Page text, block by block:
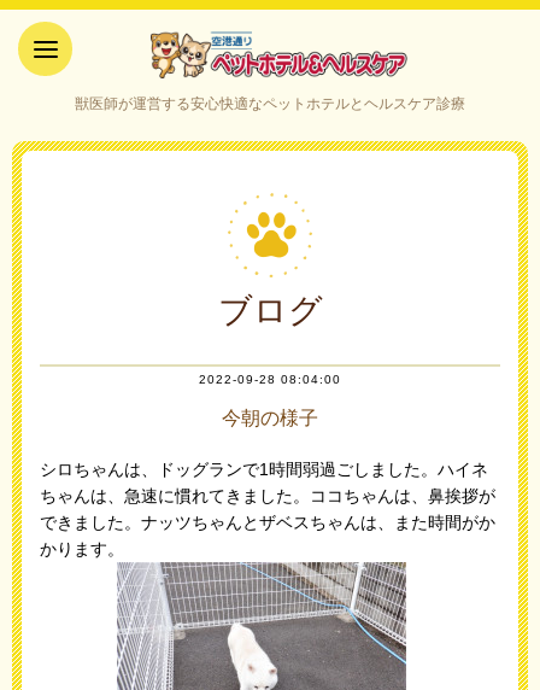
ケア｜山口県宇部市
獣医師が運営する安心快適なペットホテルとヘルスケア診療
ブログ
2022-09-28 08:04:00
今朝の様子
シロちゃんは、ドッグランで1時間弱過ごしました。ハイネ
ちゃんは、急速に慣れてきました。ココちゃんは、鼻挨拶が
できました。ナッツちゃんとザベスちゃんは、また時間がか
かります。